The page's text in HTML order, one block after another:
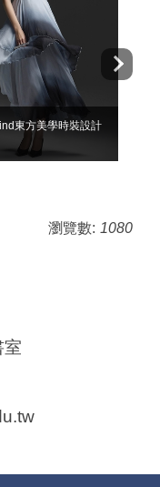
東方美學時裝設計
瀏覽數: 1080
室